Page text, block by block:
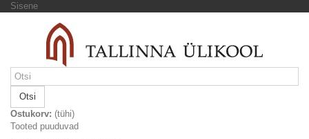
Sisene
Otsi
Ostukorv: (tühi)
Tooted puuduvad